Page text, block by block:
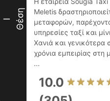
I Θέση
Meletis
μεταφορών,
υπηρεσίες ταξί και
Χανιά και
χρόνια εμπειρίας
...
10.0